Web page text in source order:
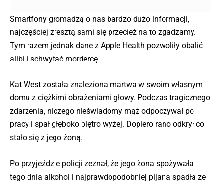
Smartfony gromadzą o nas bardzo dużo informacji,
najczęściej zresztą sami się przecież na to zgadzamy.
Tym razem jednak dane z Apple Health pozwoliły obalić
alibi i schwytać mordercę.
Kat West została znaleziona martwa w swoim własnym
domu z ciężkimi obrażeniami głowy. Podczas tragicznego
zdarzenia, niczego nieświadomy mąż odpoczywał po
pracy i spał głęboko piętro wyżej. Dopiero rano odkrył co
stało się z jego żoną.
Po przyjeździe policji zeznał, że jego żona spożywała
tego dnia alkohol i najprawdopodobniej pijana spadła ze